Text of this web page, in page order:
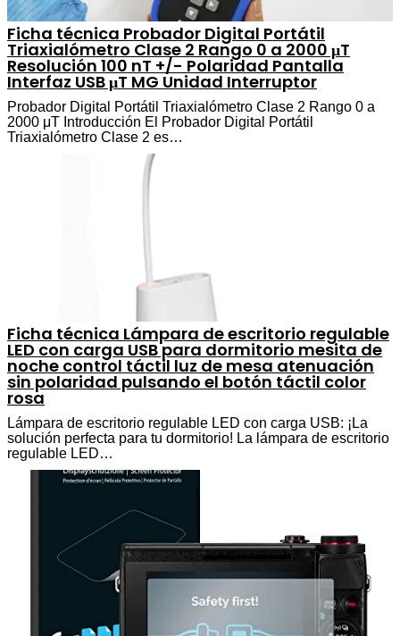
Ficha técnica Probador Digital Portátil
Triaxialómetro Clase 2 Rango 0 a 2000 μT
Resolución 100 nT +/- Polaridad Pantalla
Interfaz USB μT MG Unidad Interruptor
Probador Digital Portátil Triaxialómetro Clase 2 Rango 0 a
2000 μT Introducción El Probador Digital Portátil
Triaxialómetro Clase 2 es…
Ficha técnica Lámpara de escritorio regulable
LED con carga USB para dormitorio mesita de
noche control táctil luz de mesa atenuación
sin polaridad pulsando el botón táctil color
rosa
Lámpara de escritorio regulable LED con carga USB: ¡La
solución perfecta para tu dormitorio! La lámpara de escritorio
regulable LED…